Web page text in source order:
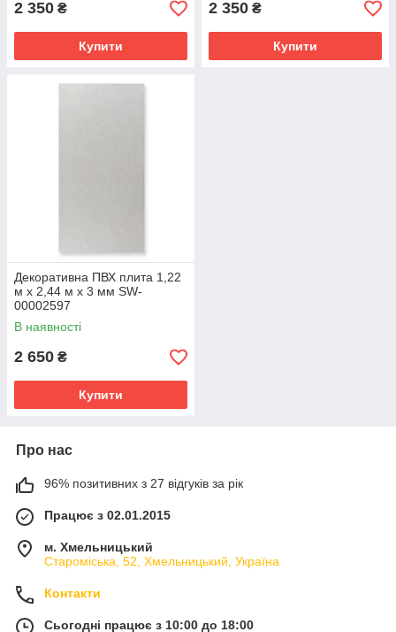
2 350 ₴
Купити
2 350 ₴
Купити
Декоративна ПВХ плита 1,22
м х 2,44 м х 3 мм SW-
00002597
В наявності
2 650 ₴
Купити
Про нас
96% позитивних з 27 відгуків за рік
Працює з 02.01.2015
м. Хмельницький
Староміська, 52, Хмельницький, Україна
Контакти
Сьогодні працює з 10:00 до 18:00